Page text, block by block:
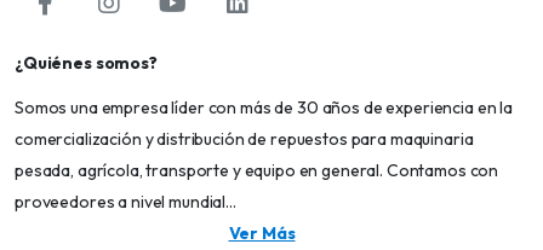
¿Quiénes somos?
Somos una empresa líder con más de 30 años de experiencia en la
comercialización y distribución de repuestos para maquinaria
pesada, agrícola, transporte y equipo en general. Contamos con
proveedores a nivel mundial...
Ver Más